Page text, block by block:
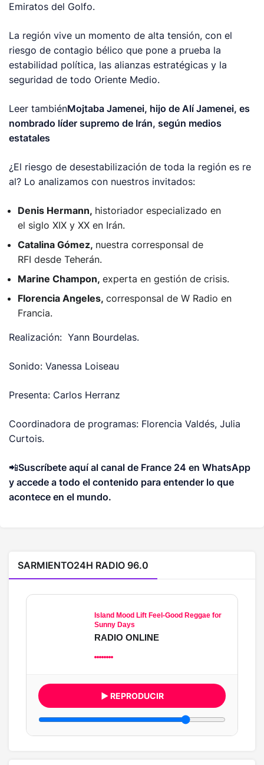
Emiratos del Golfo.
La región vive un momento de alta tensión, con el
riesgo de contagio bélico que pone a prueba la
estabilidad política, las alianzas estratégicas y la
seguridad de todo Oriente Medio.
Leer tambiénMojtaba Jamenei, hijo de Alí Jamenei, es
nombrado líder supremo de Irán, según medios
estatales
¿El riesgo de desestabilización de toda la región es re
al? Lo analizamos con nuestros invitados:
Denis Hermann, historiador especializado en
el siglo XIX y XX en Irán.
Catalina Gómez, nuestra corresponsal de
RFI desde Teherán.
Marine Champon,experta en gestión de crisis.
Florencia Angeles,corresponsal de W Radio en
Francia.
Realización: Yann Bourdelas.
Sonido: Vanessa Loiseau
Presenta: Carlos Herranz
Coordinadora de programas: Florencia Valdés, Julia
Curtois.
📲Suscríbete aquí al canal de France 24 en WhatsApp
y accede a todo el contenido para entender lo que
acontece en el mundo.
SARMIENTO24H RADIO 96.0
Island Mood Lift Feel-Good Reggae for
Sunny Days
RADIO ONLINE
▶ REPRODUCIR